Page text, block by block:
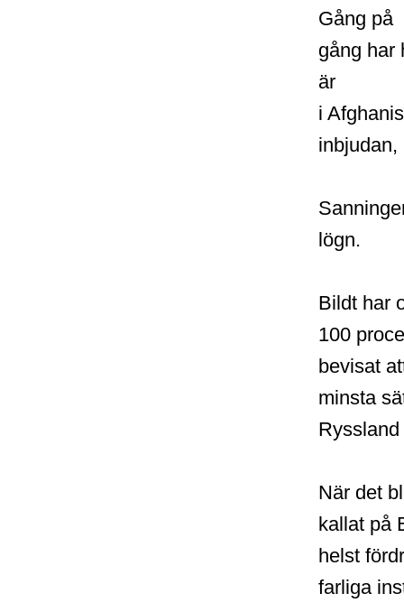
Gång på
gång har
är
i
lögn.
Bildt har
100
bevisat
minsta
När det
kallat på
helst
farliga